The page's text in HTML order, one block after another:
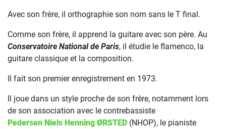
Avec son frère, il orthographie son nom sans le T final.
Comme son frère, il apprend la guitare avec son père. Au
Conservatoire National de Paris, il étudie le flamenco, la
guitare classique et la composition.
Il fait son premier enregistrement en 1973.
Il joue dans un style proche de son frère, notamment lors
de son association avec le contrebassiste
Pedersen Niels Henning ØRSTED (NHOP), le pianiste